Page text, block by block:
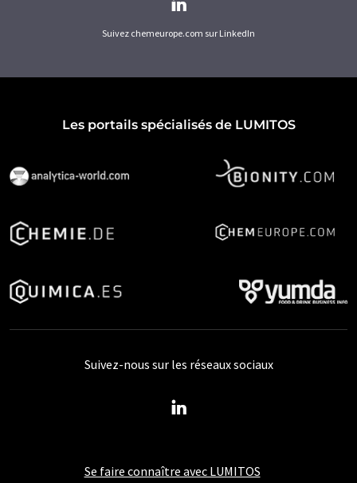
Suivez chemeurope.com sur LinkedIn
Les portails spécialisés de LUMITOS
Se faire connaître avec LUMITOS
Suivez-nous sur les réseaux sociaux